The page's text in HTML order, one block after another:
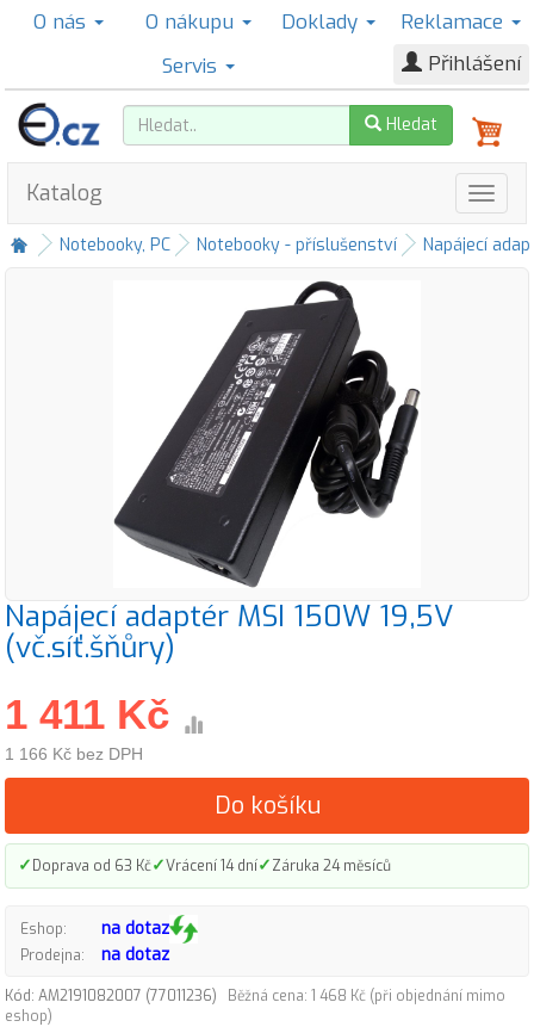
O nás O nákupu Doklady
Reklamace
Servis
Přihlášení
Hledat
Katalog
Notebooky, PC Notebooky - příslušenství Napájecí
Napájecí adaptér MSI 150W 19,5V
(vč.síť.šňůry)
1 411 Kč
1 166 Kč bez DPH
Do košíku
✓Doprava od 63 Kč✓Vrácení 14 dní✓Záruka 24 měsíců
Eshop: na dotaz
Prodejna: na dotaz
Kód: AM2191082007 (77011236)
Běžná cena: 1 468 Kč (při objednání mimo
eshop)